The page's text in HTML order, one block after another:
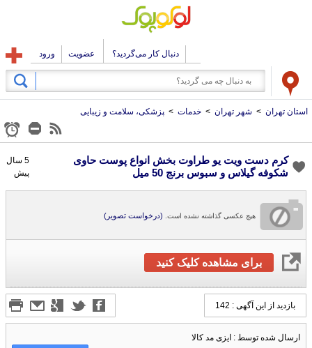
دنبال کار می‌گردید؟ عضویت ورود
استان تهران > شهر تهران > خدمات > پزشکی، سلامت و زیبایی
کرم دست ویت یو طراوت بخش انواع پوست حاوی
شکوفه گیلاس و سبوس برنج 50 میل
5 سال
پیش
هیچ عکسی گذاشته نشده است. (درخواست تصویر)
برای مشاهده کلیک کنید
بازدید از این آگهی : 142
ارسال شده توسط : ایزی مد کالا